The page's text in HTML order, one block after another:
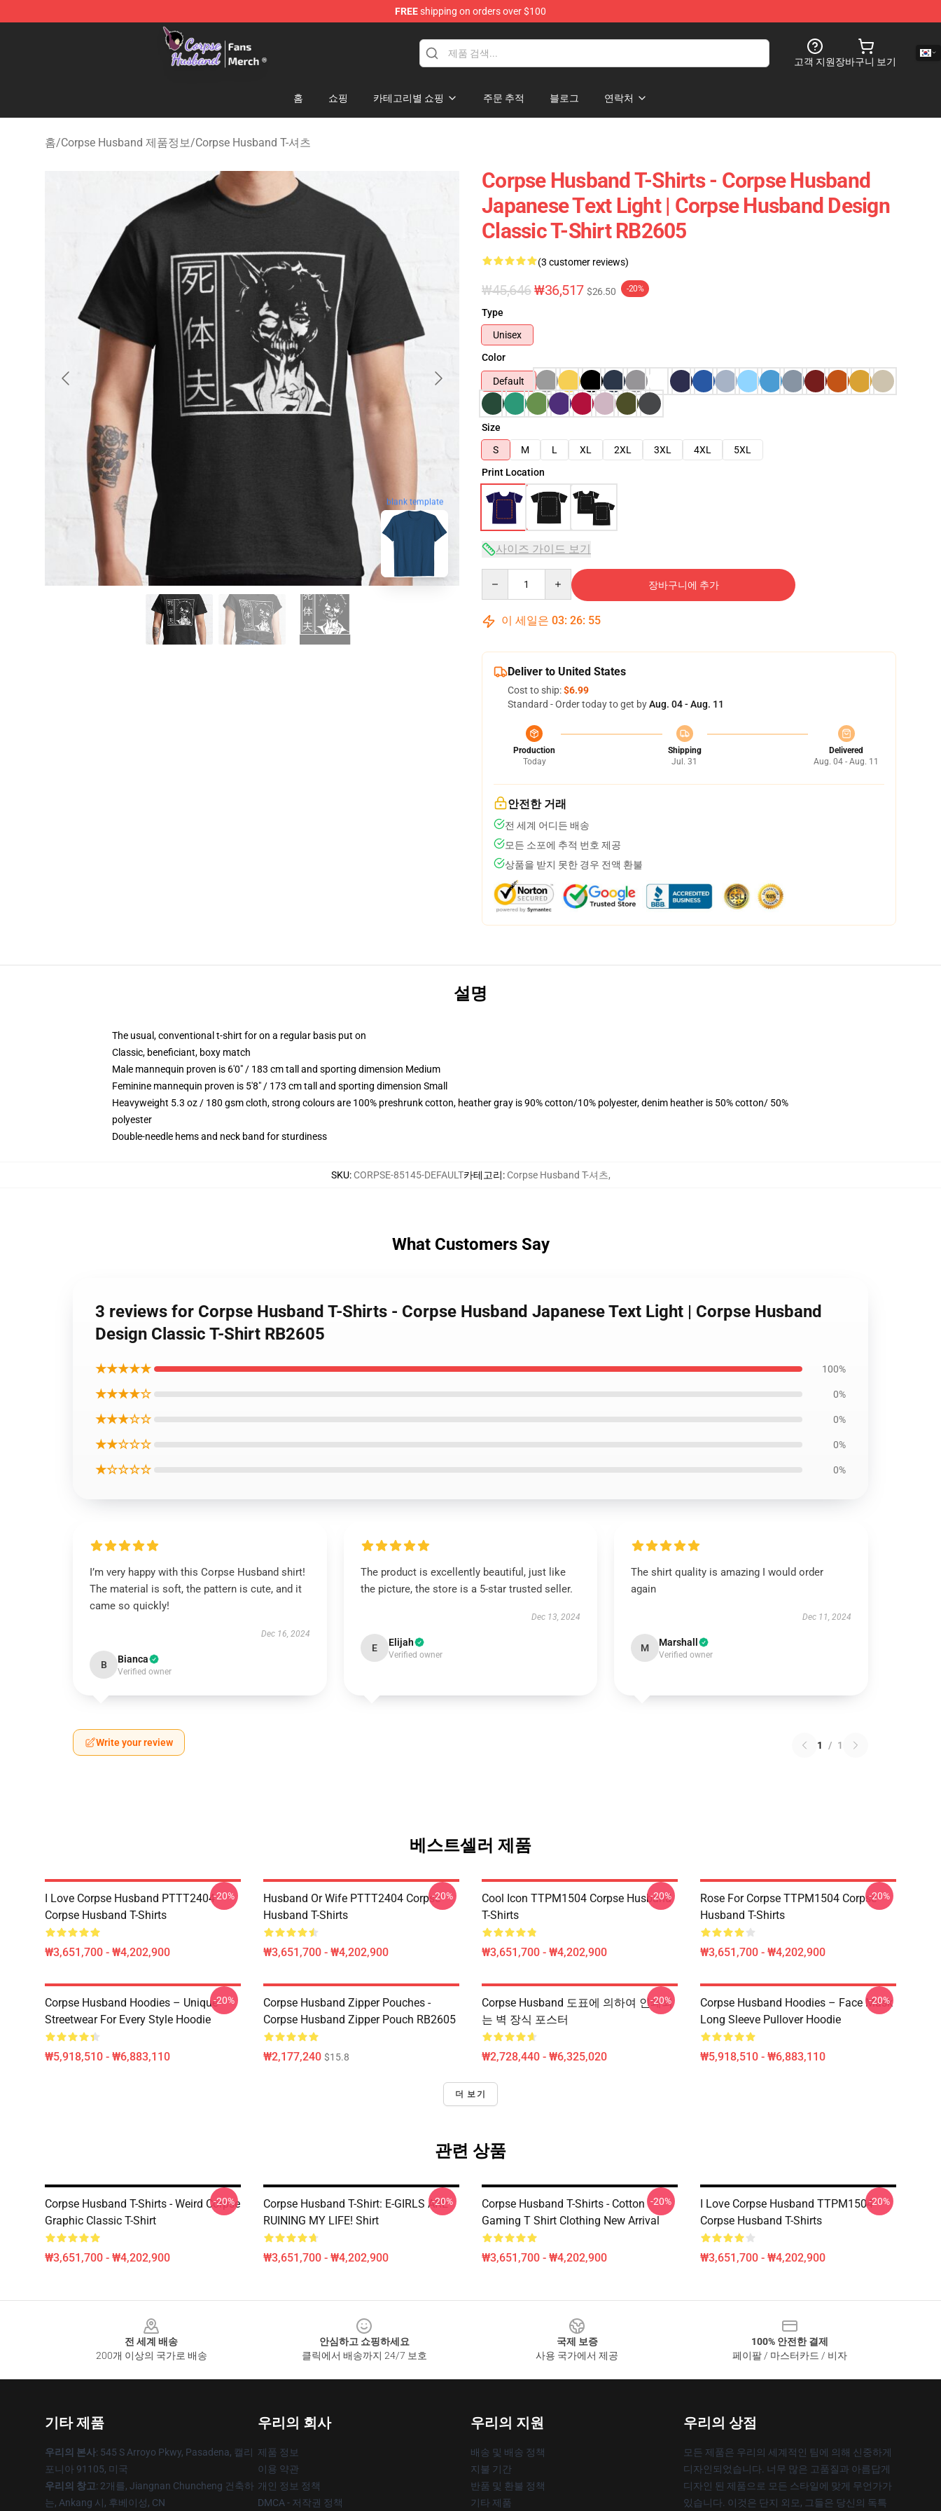
FREEshipping on orders over $100
Corpse Husband Store - Official Corpse Husband Merchandise Shop
고객 지원장바구니 보기
홈 쇼핑 카테고리별 쇼핑 주문 추적 블로그 연락처
홈/Corpse Husband 제품정보/Corpse Husband T-셔츠
blank template
Corpse Husband T-Shirts - Corpse Husband
Japanese Text Light | Corpse Husband Design
Classic T-Shirt RB2605
(3 customer reviews)
₩45,646₩36,517 $26.50 -20%
Type
Unisex
Color
Default
Size
S
M L XL 2XL 3XL 4XL
5XL
Print Location
사이즈 가이드 보기
장바구니에 추가
이 세일은 03: 26: 54
Deliver to United States
Cost to ship:$6.99
Standard - Order today to get byAug. 04 - Aug. 11
Production
Today
Shipping
Jul. 31
Delivered
Aug. 04 - Aug. 11
안전한 거래
전 세계 어디든 배송
모든 소포에 추적 번호 제공
상품을 받지 못한 경우 전액 환불
설명
The usual, conventional t-shirt for on a regular basis put on
Classic, beneficiant, boxy match
Male mannequin proven is 6'0" / 183 cm tall and sporting dimension Medium
Feminine mannequin proven is 5'8" / 173 cm tall and sporting dimension Small
Heavyweight 5.3 oz / 180 gsm cloth, strong colours are 100% preshrunk cotton, heather gray is 90% cotton/10% polyester, denim heather is 50% cotton/ 50%
polyester
Double-needle hems and neck band for sturdiness
SKU: CORPSE-85145-DEFAULT카테고리: Corpse Husband T-셔츠,
What Customers Say
3 reviews for Corpse Husband T-Shirts - Corpse Husband Japanese Text Light | Corpse Husband
Design Classic T-Shirt RB2605
★★★★★ 100%
★★★★☆ 0%
★★★☆☆ 0%
★★☆☆☆ 0%
★☆☆☆☆ 0%
I’m very happy with this Corpse Husband shirt!
The material is soft, the pattern is cute, and it
came so quickly!
Dec 16, 2024
B Bianca
Verified owner
The product is excellently beautiful, just like
the picture, the store is a 5-star trusted seller.
Dec 13, 2024
E Elijah
Verified owner
The shirt quality is amazing I would order
again
Dec 11, 2024
M Marshall
Verified owner
Write your review 1 / 1
베스트셀러 제품
I Love Corpse Husband PTTT2404
Corpse Husband T-Shirts
₩3,651,700 - ₩4,202,900
-20%
Husband Or Wife PTTT2404 Corpse
Husband T-Shirts
₩3,651,700 - ₩4,202,900
-20%
Cool Icon TTPM1504 Corpse Husband
T-Shirts
₩3,651,700 - ₩4,202,900
-20%
Rose For Corpse TTPM1504 Corpse
Husband T-Shirts
₩3,651,700 - ₩4,202,900
-20%
Corpse Husband Hoodies – Unique
Streetwear For Every Style Hoodie
₩5,918,510 - ₩6,883,110
-20%
Corpse Husband Zipper Pouches -
Corpse Husband Zipper Pouch RB2605
₩2,177,240 $15.8
Corpse Husband 도표에 의하여 인쇄되
는 벽 장식 포스터
₩2,728,440 - ₩6,325,020
-20%
Corpse Husband Hoodies – Face Mask
Long Sleeve Pullover Hoodie
₩5,918,510 - ₩6,883,110
-20%
더 보기
관련 상품
Corpse Husband T-Shirts - Weird Corpse
Graphic Classic T-Shirt
₩3,651,700 - ₩4,202,900
-20%
Corpse Husband T-Shirt: E-GIRLS ARE
RUINING MY LIFE! Shirt
₩3,651,700 - ₩4,202,900
-20%
Corpse Husband T-Shirts - Cotton
Gaming T Shirt Clothing New Arrival
₩3,651,700 - ₩4,202,900
-20%
I Love Corpse Husband TTPM1504
Corpse Husband T-Shirts
₩3,651,700 - ₩4,202,900
-20%
전 세계 배송
200개 이상의 국가로 배송
안심하고 쇼핑하세요
클릭에서 배송까지 24/7 보호
국제 보증
사용 국가에서 제공
100% 안전한 결제
페이팔 / 마스터카드 / 비자
기타 제품
우리의 본사: 545 S Arroyo Pkwy, Pasadena, 캘리
포니아 91105, 미국
우리의 창고: 2개를, Jiangnan Chuncheng 건축하
는, Ankang 시, 후베이성, CN
우리의 회사
제품 정보
이용 약관
개인 정보 정책
DMCA - 저작권 정책
우리의 지원
배송 및 배송 정책
지불 기간
반품 및 환불 정책
기타 제품
우리의 상점
모든 제품은 우리의 세계적인 팀에 의해 신중하게
디자인되었습니다. 너무 많은 고품질과 아름답게
디자인 된 제품으로 모든 스타일에 맞게 무언가가
있습니다. 이것은 단지 외모, 그들은 당신의 독특